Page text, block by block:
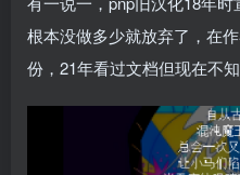
根本没做多少就放弃了，在
份，21年看过文档但现在不